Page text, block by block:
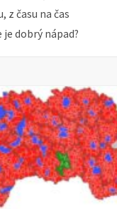
z času na čas
je dobrý nápad?